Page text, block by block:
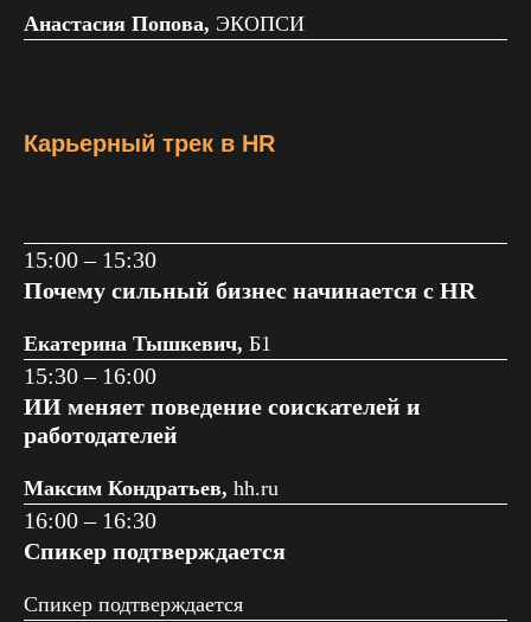
Анастасия Попова, ЭКОПСИ
Карьерный трек в HR
15:00 – 15:30
Почему сильный бизнес начинается с HR
Екатерина Тышкевич, Б1
15:30 – 16:00
ИИ меняет поведение соискателей и
работодателей
Максим Кондратьев, hh.ru
16:00 – 16:30
Спикер подтверждается
Спикер подтверждается